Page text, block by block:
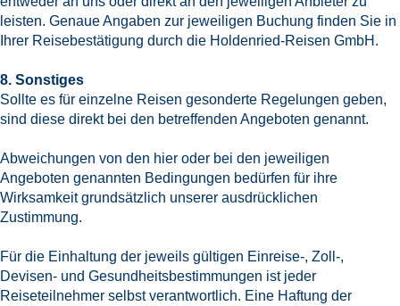
leisten. Genaue Angaben zur jeweiligen Buchung finden Sie in
Ihrer Reisebestätigung durch die Holdenried-Reisen GmbH.
8. Sonstiges
Sollte es für einzelne Reisen gesonderte Regelungen geben,
sind diese direkt bei den betreffenden Angeboten genannt.
Abweichungen von den hier oder bei den jeweiligen
Angeboten genannten Bedingungen bedürfen für ihre
Wirksamkeit grundsätzlich unserer ausdrücklichen
Zustimmung.
Für die Einhaltung der jeweils gültigen Einreise-, Zoll-,
Devisen- und Gesundheitsbestimmungen ist jeder
Reiseteilnehmer selbst verantwortlich. Eine Haftung der